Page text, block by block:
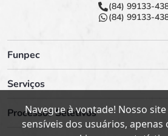
(84) 99133-
(84) 99133-
Funpec
Serviços
Processos Seletivos
Navegue à vontade! Nosso
sensíveis dos usuários, apenas